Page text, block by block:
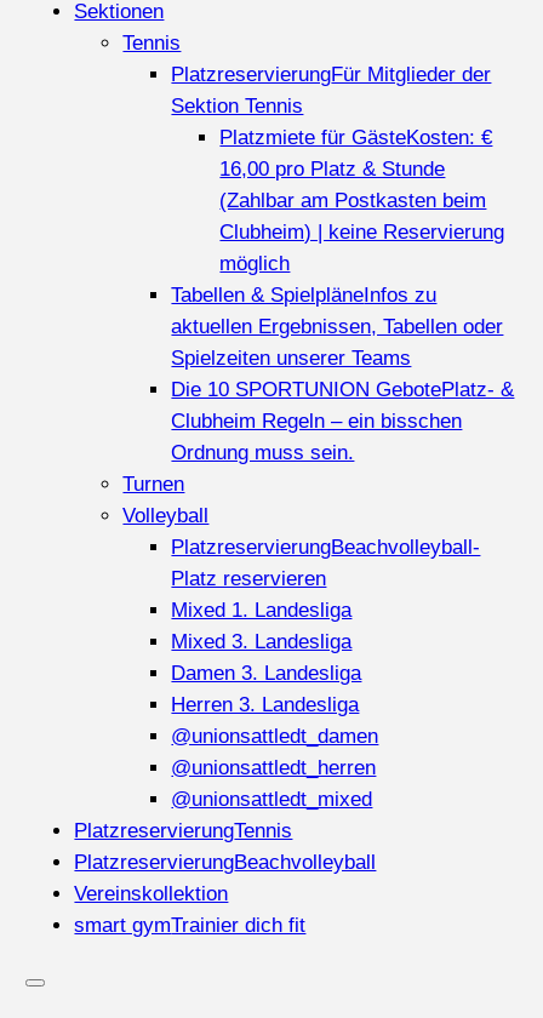
Sektionen
Tennis
PlatzreservierungFür Mitglieder der
Sektion Tennis
Platzmiete für GästeKosten: €
16,00 pro Platz & Stunde
(Zahlbar am Postkasten beim
Clubheim) | keine Reservierung
möglich
Tabellen & SpielpläneInfos zu
aktuellen Ergebnissen, Tabellen oder
Spielzeiten unserer Teams
Die 10 SPORTUNION GebotePlatz- &
Clubheim Regeln – ein bisschen
Ordnung muss sein.
Turnen
Volleyball
PlatzreservierungBeachvolleyball-
Platz reservieren
Mixed 1. Landesliga
Mixed 3. Landesliga
Damen 3. Landesliga
Herren 3. Landesliga
@unionsattledt_damen
@unionsattledt_herren
@unionsattledt_mixed
PlatzreservierungTennis
PlatzreservierungBeachvolleyball
Vereinskollektion
smart gymTrainier dich fit